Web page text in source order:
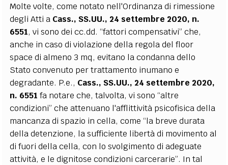
Molte volte, come notato nell'Ordinanza di rimessione
degli Atti a Cass., SS.UU., 24 settembre 2020, n.
6551, vi sono dei cc.dd. “fattori compensativi” che,
anche in caso di violazione della regola del floor
space di almeno 3 mq, evitano la condanna dello
Stato convenuto per trattamento inumano e
degradante. P.e., Cass., SS.UU., 24 settembre 2020,
n. 6551 fa notare che, talvolta, vi sono “altre
condizioni” che attenuano l'afflittività psicofisica della
mancanza di spazio in cella, come “la breve durata
della detenzione, la sufficiente libertà di movimento al
di fuori della cella, con lo svolgimento di adeguate
attività, e le dignitose condizioni carcerarie”. In tal